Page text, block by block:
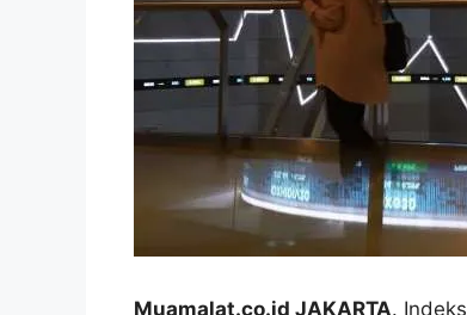
Muamalat.co.id JAKARTA.